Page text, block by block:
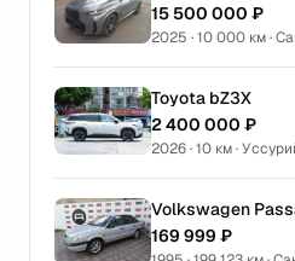
15 500 000 ₽
2025 · 10 000 км ·
Toyota bZ3X
2 400 000 ₽
2026 · 10 км ·
Volkswagen
169 999 ₽